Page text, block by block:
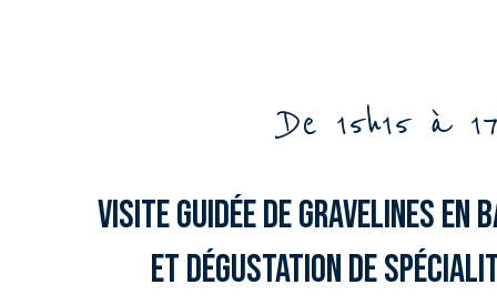
De 15h15 à
Visite guidée de Gravelines en
et dégustation de